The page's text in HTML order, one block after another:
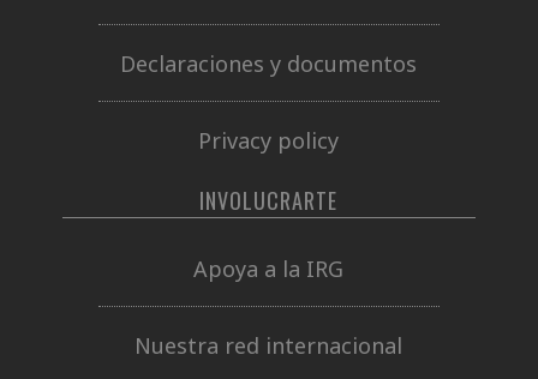
Declaraciones y documentos
Privacy policy
INVOLUCRARTE
Apoya a la IRG
Nuestra red internacional